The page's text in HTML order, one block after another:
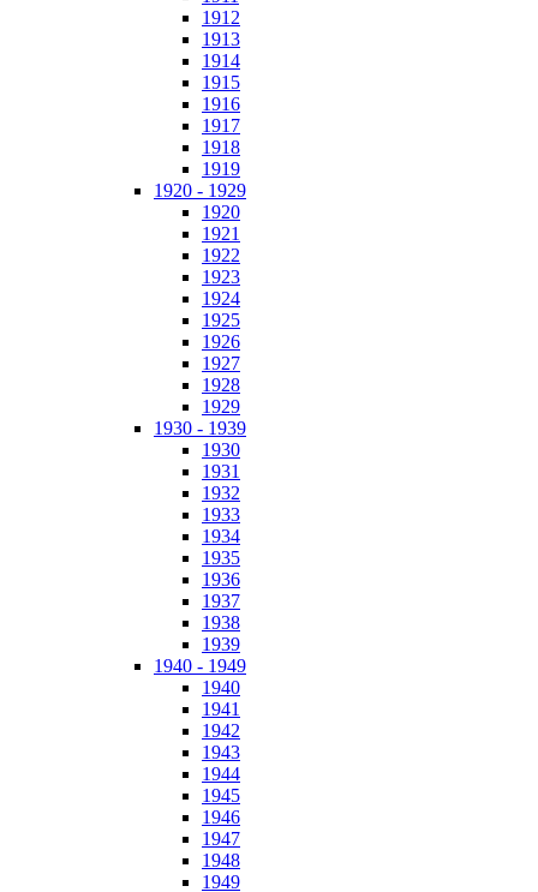
1912
1913
1914
1915
1916
1917
1918
1919
1920 - 1929
1920
1921
1922
1923
1924
1925
1926
1927
1928
1929
1930 - 1939
1930
1931
1932
1933
1934
1935
1936
1937
1938
1939
1940 - 1949
1940
1941
1942
1943
1944
1945
1946
1947
1948
1949